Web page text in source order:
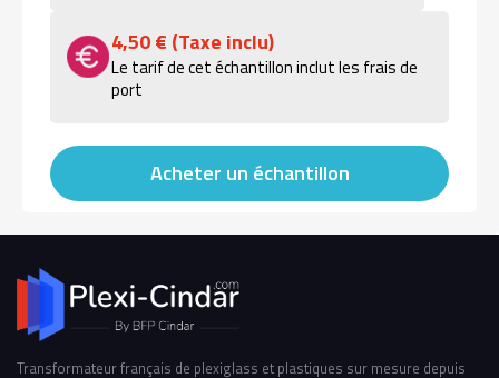
4,50 € (Taxe inclu)
Le tarif de cet échantillon inclut les frais de
port
Acheter un échantillon
Transformateur français de plexiglass et plastiques sur mesure depuis